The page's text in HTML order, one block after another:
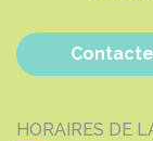
HORAIRES DE